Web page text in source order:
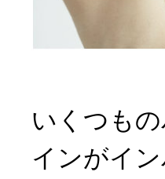
いくつも
インがイ